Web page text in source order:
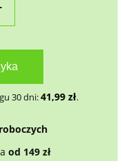
30 dni:41,99 zł.
od 149 zł